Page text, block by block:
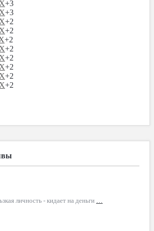
+3
+3
+2
+2
+2
+2
+2
+2
+2
+2
личность - кидает на деньги …